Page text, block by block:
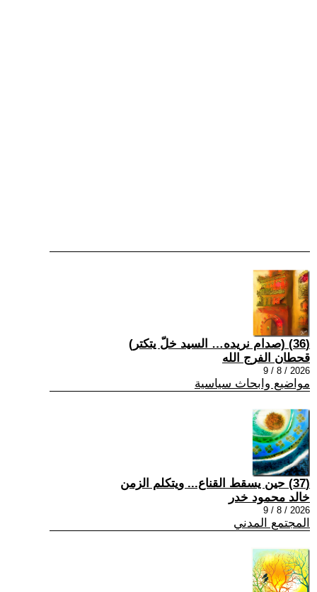
(36) (صدام نريده… السيد خلّ يتكتر)
قحطان الفرج الله
2026 / 8 / 9
مواضيع وابحاث سياسية
(37) حين يسقط القناع... ويتكلم الزمن
خالد محمود خدر
2026 / 8 / 9
المجتمع المدني